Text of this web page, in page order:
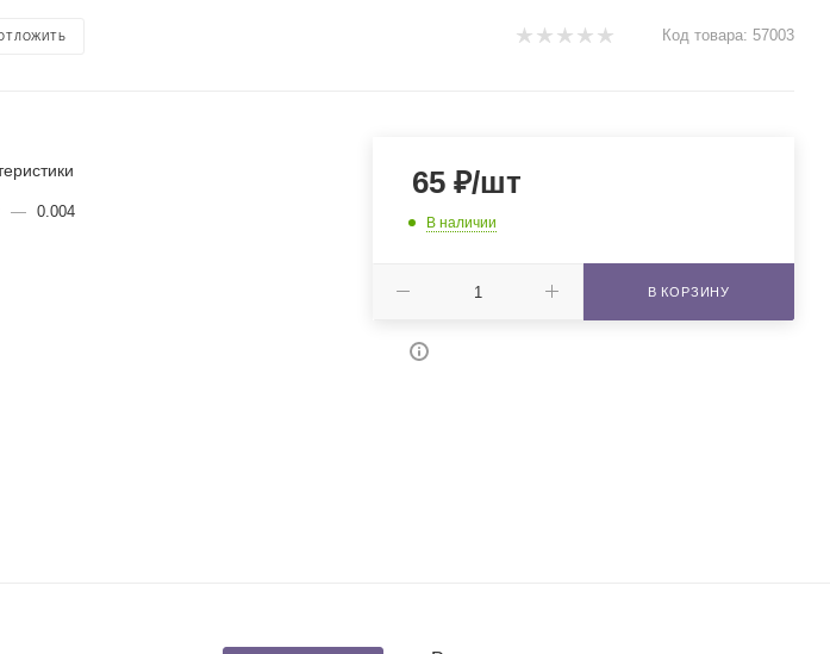
Код товара: 57003
— 0.004
65₽/шт
В наличии
В КОРЗИНУ